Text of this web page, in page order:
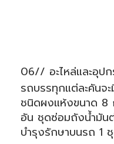
06// อะไหล่และอุป
รถบรรทุกแต่ละคันจ
ชนิดผงแห้งขนาด 8
อัน ชุดซ่อมถังน้ำมัน
บำรุงรักษาบนรถ 1